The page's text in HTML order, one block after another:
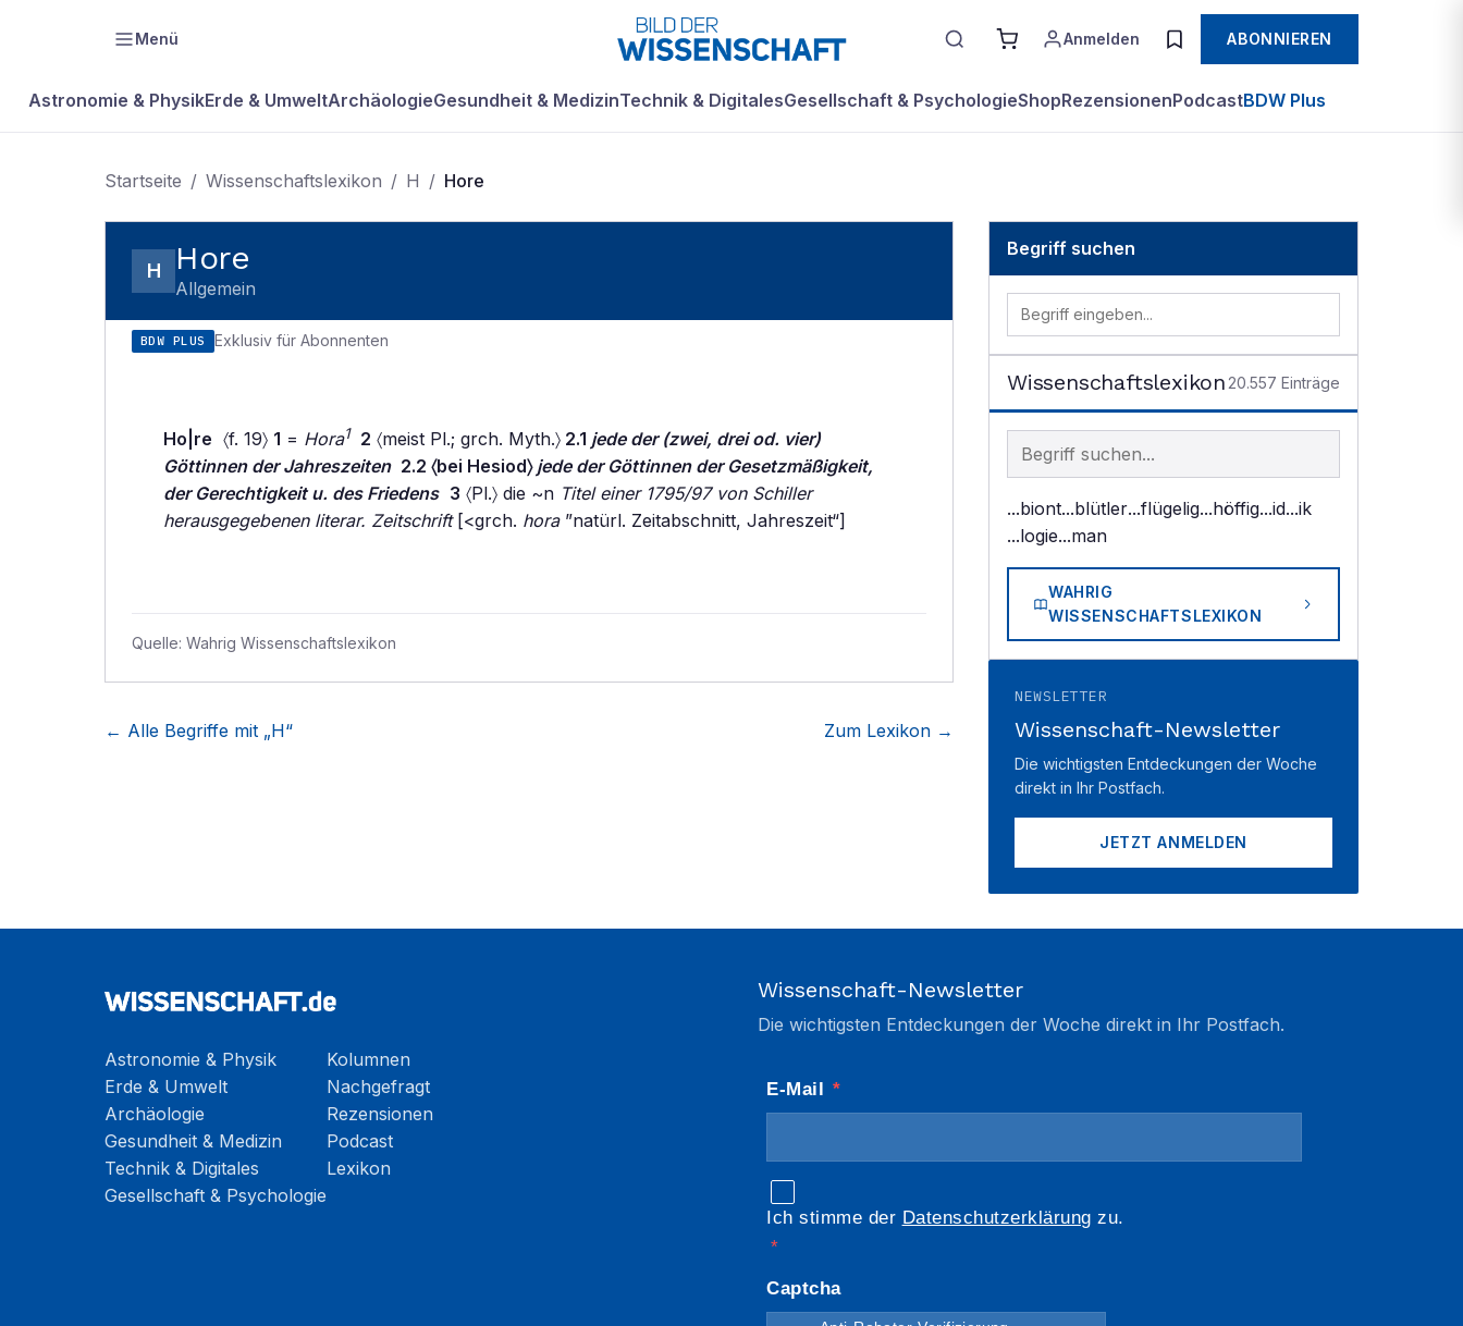
Menü Anmelden ABONNIEREN
Astronomie & PhysikErde & UmweltArchäologieGesundheit & MedizinTechnik & DigitalesGesellschaft & PsychologieShopRezensionenPodcastBDW Plus
Startseite / Wissenschaftslexikon / H / Hore
H Hore
Allgemein
BDW PLUS Exklusiv für Abonnenten
Ho|re 〈f. 19〉 1 = Hora1 2 〈meist Pl.; grch. Myth.〉 2.1 jede der (zwei, drei od. vier)
Göttinnen der Jahreszeiten 2.2 〈bei Hesiod〉 jede der Göttinnen der Gesetzmäßigkeit,
der Gerechtigkeit u. des Friedens 3 〈Pl.〉 die ~n Titel einer 1795/97 von Schiller
herausgegebenen literar. Zeitschrift[<grch. hora”natürl. Zeitabschnitt, Jahreszeit“]
Quelle: Wahrig Wissenschaftslexikon
← Alle Begriffe mit „H“ Zum Lexikon →
Begriff suchen
Wissenschaftslexikon 20.557 Einträge
Begriff im Lexikon suchen
...biont...blütler...flügelig...höffig...id...ik
...logie...man
WAHRIG
WISSENSCHAFTSLEXIKON
NEWSLETTER
Wissenschaft-Newsletter
Die wichtigsten Entdeckungen der Woche
direkt in Ihr Postfach.
JETZT ANMELDEN
Astronomie & Physik
Erde & Umwelt
Archäologie
Gesundheit & Medizin
Technik & Digitales
Gesellschaft & Psychologie
Kolumnen
Nachgefragt
Rezensionen
Podcast
Lexikon
Wissenschaft-Newsletter
Die wichtigsten Entdeckungen der Woche direkt in Ihr Postfach.